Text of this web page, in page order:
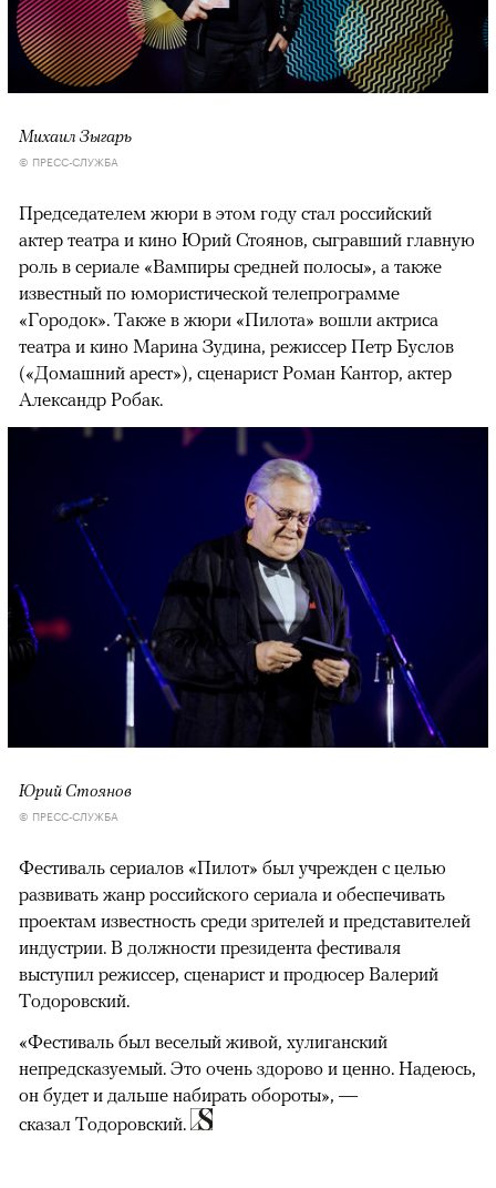
Михаил Зыгарь
© ПРЕСС-СЛУЖБА
Председателем жюри в этом году стал российский
актер театра и кино Юрий Стоянов, сыгравший главную
роль в сериале «Вампиры средней полосы», а также
известный по юмористической телепрограмме
«Городок». Также в жюри «Пилота» вошли актриса
театра и кино Марина Зудина, режиссер Петр Буслов
(«Домашний арест»), сценарист Роман Кантор, актер
Александр Робак.
Юрий Стоянов
© ПРЕСС-СЛУЖБА
Фестиваль сериалов «Пилот» был учрежден с целью
развивать жанр российского сериала и обеспечивать
проектам известность среди зрителей и представителей
индустрии. В должности президента фестиваля
выступил режиссер, сценарист и продюсер Валерий
Тодоровский.
«Фестиваль был веселый живой, хулиганский
непредсказуемый. Это очень здорово и ценно. Надеюсь,
он будет и дальше набирать обороты», —
сказал Тодоровский.